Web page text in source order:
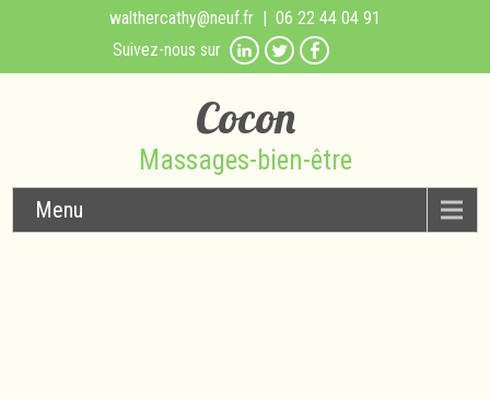
walthercathy@neuf.fr | 06 22 44 04 91
Suivez-nous sur
Cocon
Massages-bien-être
Menu